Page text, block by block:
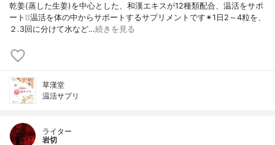
乾姜(蒸した生姜)を中心とした、和漢エキスが12種類配合、温活をサポ
ート❕❕温活を体の中からサポートするサプリメントです✴1日2～4粒を、
２.3回に分けて水など…続きを見る
草漢堂
温活サプリ
ライター
岩切